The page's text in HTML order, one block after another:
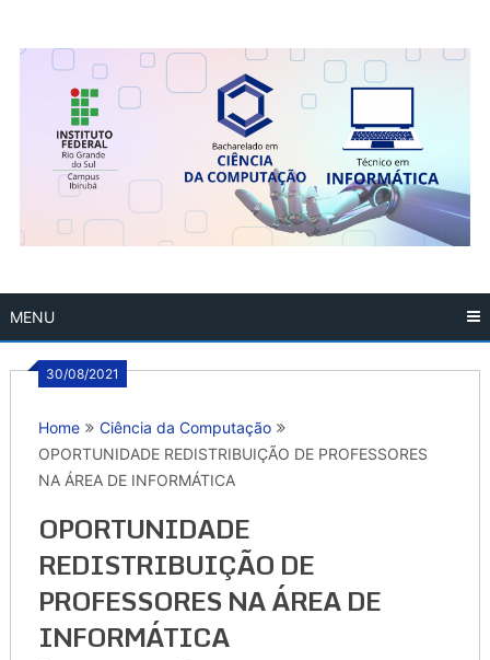
MENU
30/08/2021
Home
Ciência da Computação
OPORTUNIDADE REDISTRIBUIÇÃO DE PROFESSORES
NA ÁREA DE INFORMÁTICA
OPORTUNIDADE
REDISTRIBUIÇÃO DE
PROFESSORES NA ÁREA DE
INFORMÁTICA